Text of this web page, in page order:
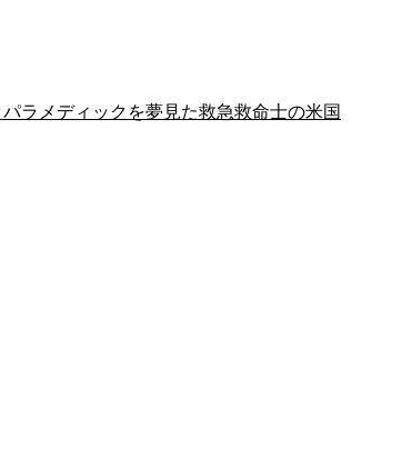
パラメディックを夢見た救急救命士の米国